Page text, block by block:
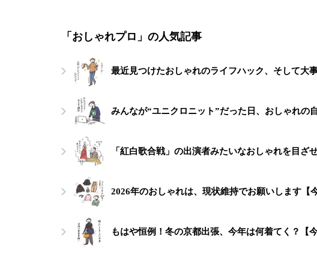
「おしゃれプロ」の人気記事
最近見つけたおしゃれのライフハック、そして大
みんなが“ユニクロニット”だった日、おしゃれ
「紅白歌合戦」の出演者みたいなおしゃれを目
2026年のおしゃれは、現状維持でお願いします
もはや恒例！冬の京都出張、今年は何着てく？